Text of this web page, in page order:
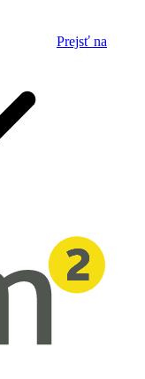
Prejsť na